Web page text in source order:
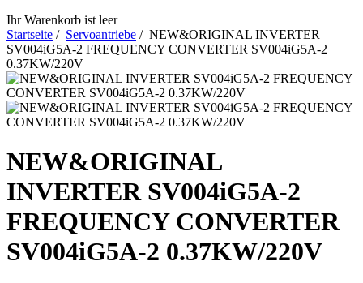
Ihr Warenkorb ist leer
Startseite / Servoantriebe / NEW&ORIGINAL INVERTER
SV004iG5A-2 FREQUENCY CONVERTER SV004iG5A-2
0.37KW/220V
NEW&ORIGINAL
INVERTER SV004iG5A-2
FREQUENCY CONVERTER
SV004iG5A-2 0.37KW/220V